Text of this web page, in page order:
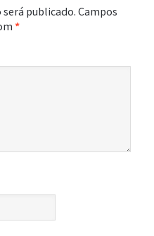
publicado.Campos
*